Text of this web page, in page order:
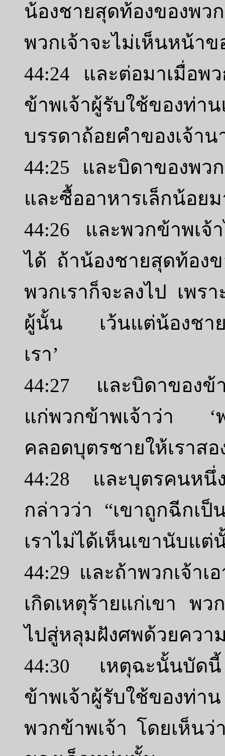
น้องชายสุดท้องของพว
พวกเจ้าจะไม่เห็นหน้าข
44:24 และต่อมาเมื่อพ
ข้าพเจ้าผู้รับใช้ของท่
บรรดาถ้อยคำของเจ้า
44:25 และบิดาของพว
และซื้ออาหารเล็กน้อย
44:26 และพวกข้าพเจ้
ได้ ถ้าน้องชายสุดท้องข
พวกเราก็จะลงไป เพร
ผู้นั้น เว้นแต่น้องชาย
เรา’
44:27 และบิดาของข้า
แก่พวกข้าพเจ้าว่า ‘พ
คลอดบุตรชายให้เราส
44:28 และบุตรคนหนึ่
กล่าวว่า “เขาถูกฉีกเ
เราไม่ได้เห็นเขานับแต่
44:29 และถ้าพวกเจ้าเ
เกิดเหตุร้ายแก่เขา พว
ไปสู่หลุมฝังศพด้วยความ
44:30 เหตุฉะนั้นบัด
ข้าพเจ้าผู้รับใช้ของท่
พวกข้าพเจ้า โดยเห็น